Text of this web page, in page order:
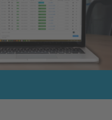
Slovenščina